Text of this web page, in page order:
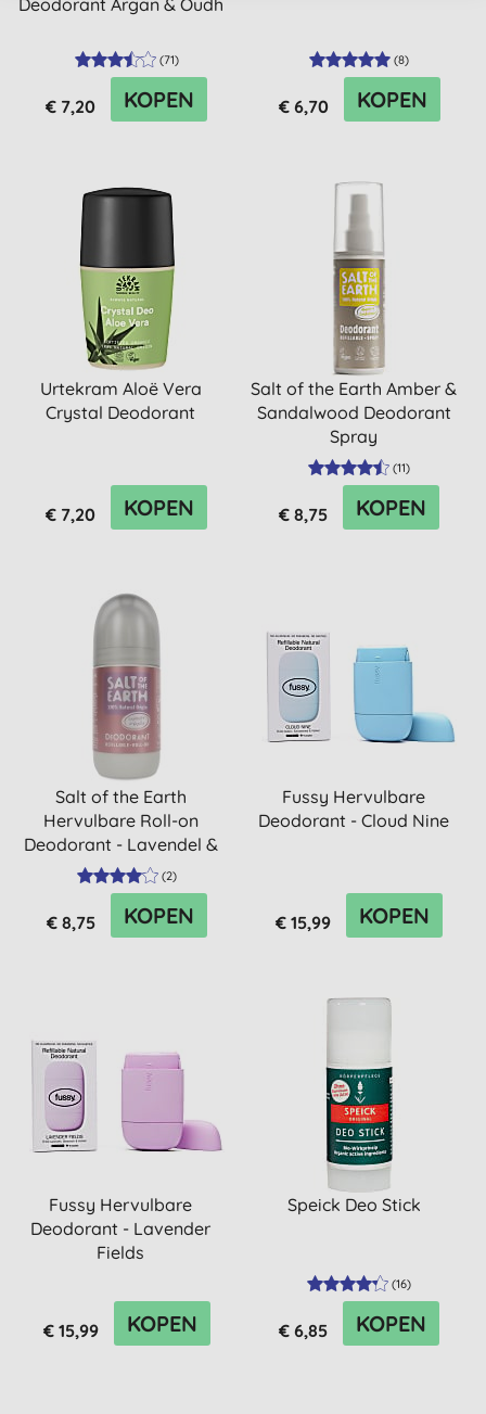
Deodorant Argan & Oudh
(71)
€ 7,20 KOPEN
(8)
€ 6,70 KOPEN
Urtekram Aloë Vera
Crystal Deodorant
€ 7,20 KOPEN
Salt of the Earth Amber &
Sandalwood Deodorant
Spray
(11)
€ 8,75 KOPEN
Salt of the Earth
Hervulbare Roll-on
Deodorant - Lavendel &
Vanille
(2)
€ 8,75 KOPEN
Fussy Hervulbare
Deodorant - Cloud Nine
€ 15,99 KOPEN
Fussy Hervulbare
Deodorant - Lavender
Fields
€ 15,99 KOPEN
Speick Deo Stick
(16)
€ 6,85 KOPEN